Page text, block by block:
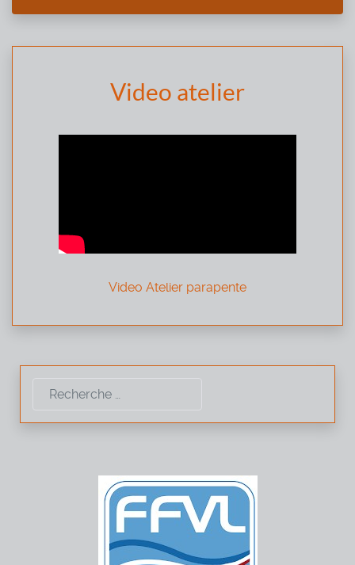
Video atelier
Video Atelier parapente
Rechercher